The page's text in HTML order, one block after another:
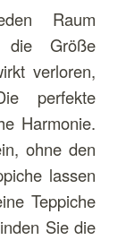
Raum
die Größe
verloren,
perfekte
Harmonie.
ohne den
lassen
Teppiche
Sie die